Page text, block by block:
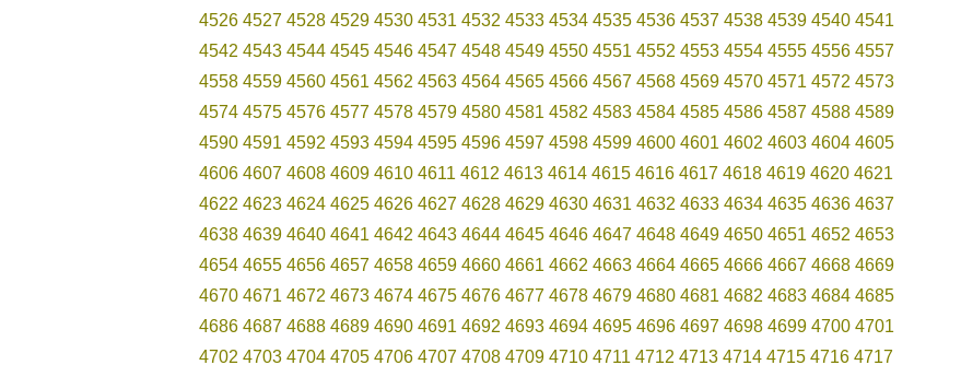
4526 4527 4528 4529 4530 4531 4532 4533 4534 4535 4536 4537 4538 4539 4540 4541
4542 4543 4544 4545 4546 4547 4548 4549 4550 4551 4552 4553 4554 4555 4556 4557
4558 4559 4560 4561 4562 4563 4564 4565 4566 4567 4568 4569 4570 4571 4572 4573
4574 4575 4576 4577 4578 4579 4580 4581 4582 4583 4584 4585 4586 4587 4588 4589
4590 4591 4592 4593 4594 4595 4596 4597 4598 4599 4600 4601 4602 4603 4604 4605
4606 4607 4608 4609 4610 4611 4612 4613 4614 4615 4616 4617 4618 4619 4620 4621
4622 4623 4624 4625 4626 4627 4628 4629 4630 4631 4632 4633 4634 4635 4636 4637
4638 4639 4640 4641 4642 4643 4644 4645 4646 4647 4648 4649 4650 4651 4652 4653
4654 4655 4656 4657 4658 4659 4660 4661 4662 4663 4664 4665 4666 4667 4668 4669
4670 4671 4672 4673 4674 4675 4676 4677 4678 4679 4680 4681 4682 4683 4684 4685
4686 4687 4688 4689 4690 4691 4692 4693 4694 4695 4696 4697 4698 4699 4700 4701
4702 4703 4704 4705 4706 4707 4708 4709 4710 4711 4712 4713 4714 4715 4716 4717